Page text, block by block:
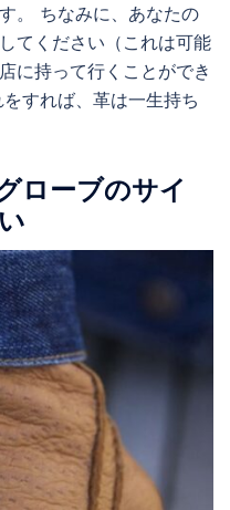
。 ちなみに、あなたの
てください（これは可能
に持って行くことができ
すれば、革は一生持ち
ローブのサイ